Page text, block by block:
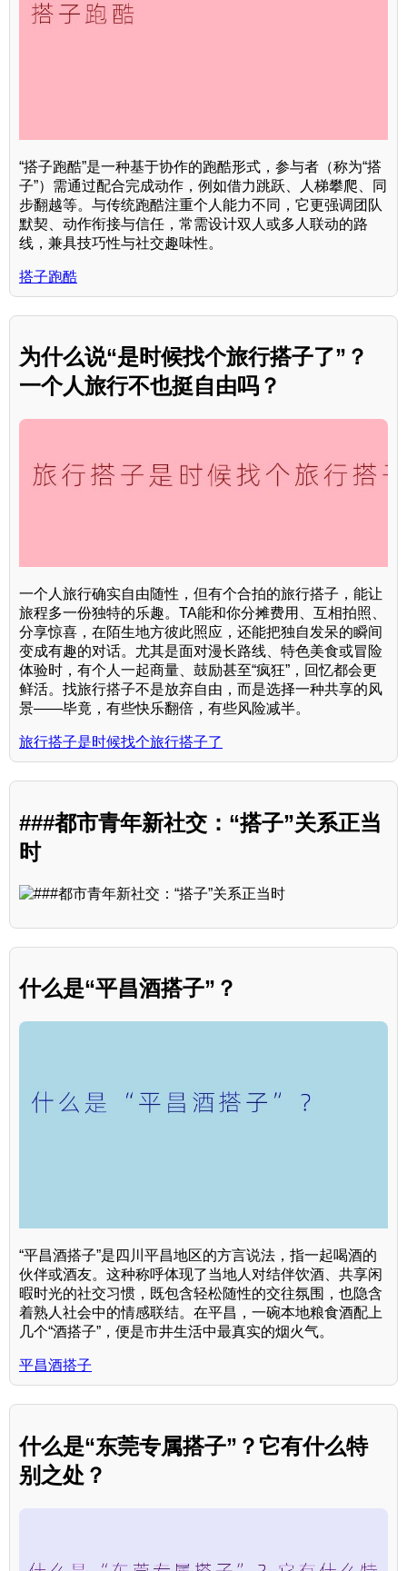
“搭子跑酷”是一种基于协作的跑酷形式，参与者（称为“搭
子”）需通过配合完成动作，例如借力跳跃、人梯攀爬、同
步翻越等。与传统跑酷注重个人能力不同，它更强调团队
默契、动作衔接与信任，常需设计双人或多人联动的路
线，兼具技巧性与社交趣味性。
搭子跑酷
为什么说“是时候找个旅行搭子了”？
一个人旅行不也挺自由吗？
一个人旅行确实自由随性，但有个合拍的旅行搭子，能让
旅程多一份独特的乐趣。TA能和你分摊费用、互相拍照、
分享惊喜，在陌生地方彼此照应，还能把独自发呆的瞬间
变成有趣的对话。尤其是面对漫长路线、特色美食或冒险
体验时，有个人一起商量、鼓励甚至“疯狂”，回忆都会更
鲜活。找旅行搭子不是放弃自由，而是选择一种共享的风
景——毕竟，有些快乐翻倍，有些风险减半。
旅行搭子是时候找个旅行搭子了
###都市青年新社交：“搭子”关系正当
时
什么是“平昌酒搭子”？
“平昌酒搭子”是四川平昌地区的方言说法，指一起喝酒的
伙伴或酒友。这种称呼体现了当地人对结伴饮酒、共享闲
暇时光的社交习惯，既包含轻松随性的交往氛围，也隐含
着熟人社会中的情感联结。在平昌，一碗本地粮食酒配上
几个“酒搭子”，便是市井生活中最真实的烟火气。
平昌酒搭子
什么是“东莞专属搭子”？它有什么特
别之处？